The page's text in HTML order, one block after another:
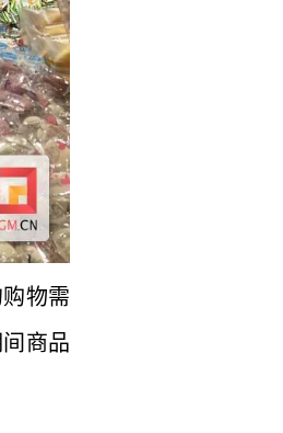
物需
商品